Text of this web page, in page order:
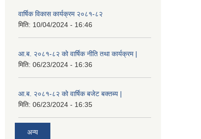
वार्षिक विकास कार्यक्रम २०८१-८२
मिति: 10/04/2024 - 16:46
आ.ब. २०८१-८२ को वार्षिक नीति तथा कार्यक्रम |
मिति: 06/23/2024 - 16:36
आ.ब. २०८१-८२ को वार्षिक बजेट बक्तब्य |
मिति: 06/23/2024 - 16:35
अन्य